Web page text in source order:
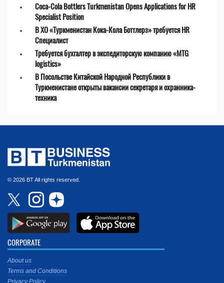
Coca-Cola Bottlers Turkmenistan Opens Applications for HR
Specialist Position
В ХО «Туркменистан Кока-Кола Боттлерз» требуется HR
Специалист
Требуется бухгалтер в экспедиторскую компанию «MTG
logistics»
В Посольстве Китайской Народной Республики в
Туркменистане открыты вакансии секретаря и охранника-
техника
© 2026 BT All rights reserved.
CORPORATE
About us
Terms and Conditions
Privacy Policy